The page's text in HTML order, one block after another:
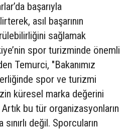
başarıyla
asıl başarının
sağlamak
spor turizminde önemli
Temurci, "Bakanımız
spor ve turizmi
küresel marka değerini
bu tür organizasyonların
değil. Sporcuların